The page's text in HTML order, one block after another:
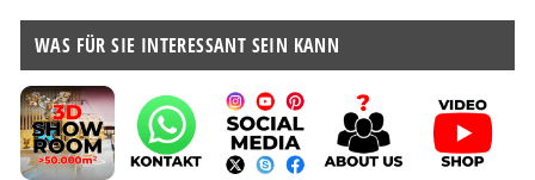
WAS FÜR SIE INTERESSANT SEIN KANN